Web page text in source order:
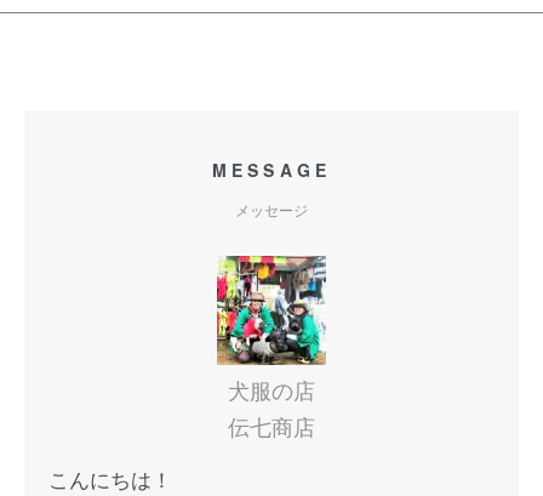
MESSAGE
メッセージ
犬服の店
伝七商店
こんにちは！